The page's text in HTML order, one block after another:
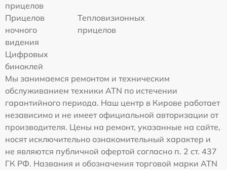
прицелов
Прицелов
ночного
видения
Тепловизионных
прицелов
Цифровых
биноклей
Мы занимаемся ремонтом и техническим
обслуживанием техники ATN по истечении
гарантийного периода. Наш центр в Кирове работает
независимо и не имеет официальной авторизации от
производителя. Цены на ремонт, указанные на сайте,
носят исключительно ознакомительный характер и
не являются публичной офертой согласно п. 2 ст. 437
ГК РФ. Названия и обозначения торговой марки ATN